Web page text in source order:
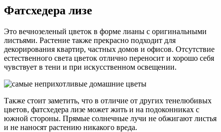
Фатсхедера лизе
Это вечнозеленый цветок в форме лианы с оригинальными
листьями. Растение также прекрасно подходит для
декорирования квартир, частных домов и офисов. Отсутствие
естественного света цветок отлично переносит и хорошо себя
чувствует в тени и при искусственном освещении.
Также стоит заметить, что в отличие от других тенелюбивых
цветов, фатсхедера лизе может жить и на подоконниках с
южной стороны. Прямые солнечные лучи не обжигают листья
и не наносят растению никакого вреда.